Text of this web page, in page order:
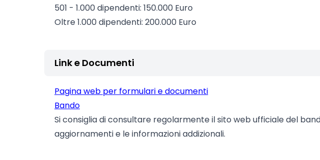
501 - 1.000 dipendenti: 150.000 Euro
Oltre 1.000 dipendenti: 200.000 Euro
Link e Documenti
Pagina web per formulari e documenti
Bando
Si consiglia di consultare regolarmente il sito web ufficiale del
aggiornamenti e le informazioni addizionali.